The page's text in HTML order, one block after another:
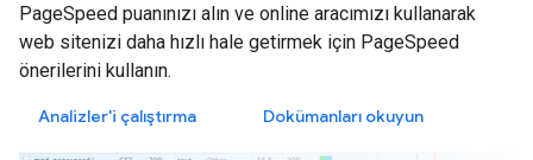
PageSpeed puanınızı alın ve online aracımızı kullanarak
web sitenizi daha hızlı hale getirmek için PageSpeed
önerilerini kullanın.
Analizler'i çalıştırma Dokümanları okuyun